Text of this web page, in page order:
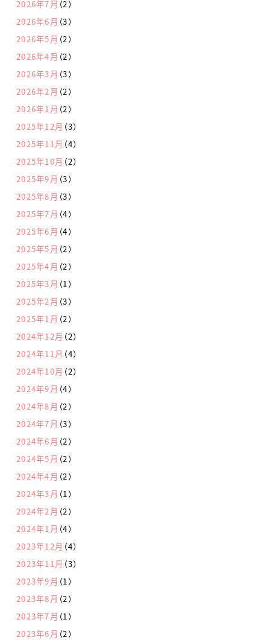
2026年7月 （2）
2026年6月 （3）
2026年5月 （2）
2026年4月 （2）
2026年3月 （3）
2026年2月 （2）
2026年1月 （2）
2025年12月 （3）
2025年11月 （4）
2025年10月 （2）
2025年9月 （3）
2025年8月 （3）
2025年7月 （4）
2025年6月 （4）
2025年5月 （2）
2025年4月 （2）
2025年3月 （1）
2025年2月 （3）
2025年1月 （2）
2024年12月 （2）
2024年11月 （4）
2024年10月 （2）
2024年9月 （4）
2024年8月 （2）
2024年7月 （3）
2024年6月 （2）
2024年5月 （2）
2024年4月 （2）
2024年3月 （1）
2024年2月 （2）
2024年1月 （4）
2023年12月 （4）
2023年11月 （3）
2023年9月 （1）
2023年8月 （2）
2023年7月 （1）
2023年6月 （2）